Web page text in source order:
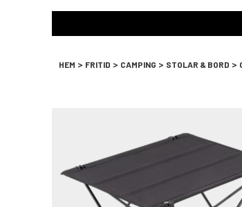
HEM > FRITID > CAMPING > STOLAR & BORD >